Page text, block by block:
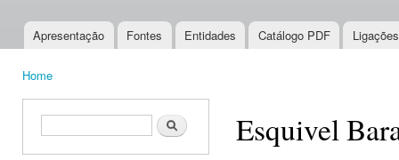
Main menu
Apresentação Fontes Entidades Catálogo PDF
Home
Search form Search Esquivel